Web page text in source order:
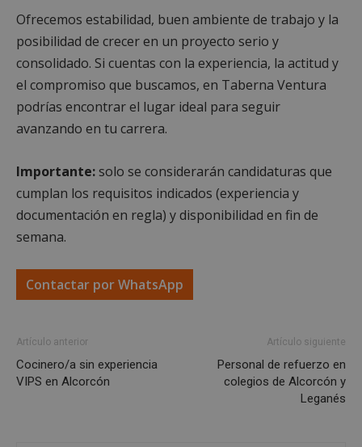
Ofrecemos estabilidad, buen ambiente de trabajo y la
posibilidad de crecer en un proyecto serio y
consolidado. Si cuentas con la experiencia, la actitud y
el compromiso que buscamos, en Taberna Ventura
podrías encontrar el lugar ideal para seguir
avanzando en tu carrera.
Importante:solo se considerarán candidaturas que
cumplan los requisitos indicados (experiencia y
documentación en regla) y disponibilidad en fin de
semana.
Contactar por WhatsApp
Artículo anterior
Cocinero/a sin experiencia
VIPS en Alcorcón
Artículo siguiente
Personal de refuerzo en
colegios de Alcorcón y
Leganés
Cookies de preferencias
Cookies de funcionalidad
Cookies no clasificadas
El sitio web no se puede utilizar correctamente sin
las cookies estrictamente necesarias.
alcorconhoy.com